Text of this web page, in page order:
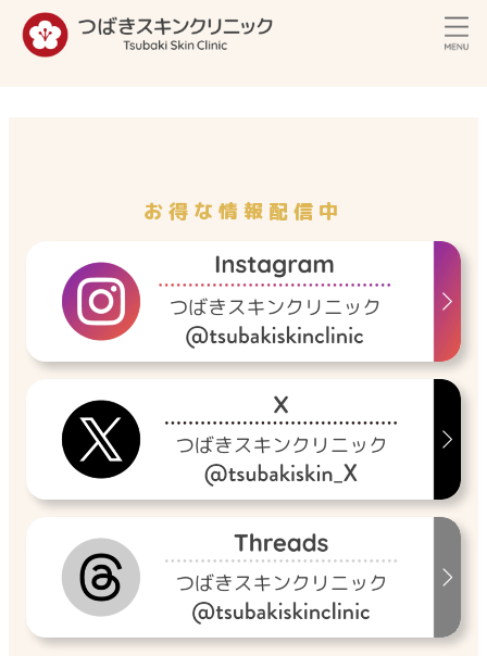
内
容
お得な情報配信中